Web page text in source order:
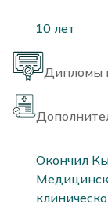
10 лет
Дипломы
Окончил